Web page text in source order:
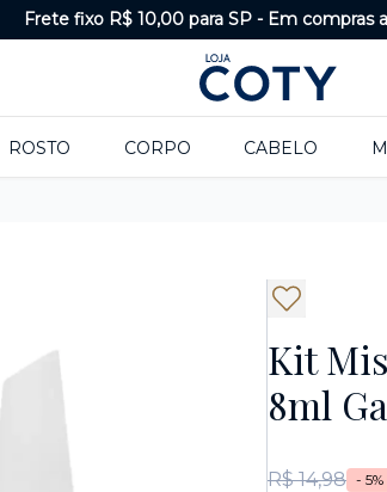
Frete fixo R$ 10,00 para SP - Em compras
ROSTO CORPO CABELO
Kit
8ml
R$ 14,98 - 5%